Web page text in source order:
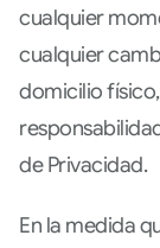
cualquier
cualquier
domicilio
de Privacidad.
En la medida